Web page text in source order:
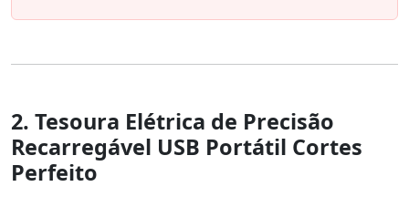
2. Tesoura Elétrica de Precisão
Recarregável USB Portátil Cortes
Perfeito